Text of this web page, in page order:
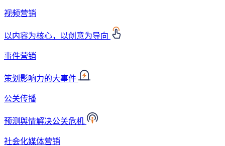
视频营销
以内容为核心，以创意为导向
事件营销
策划影响力的大事件
公关传播
预测舆情解决公关危机
社会化媒体营销